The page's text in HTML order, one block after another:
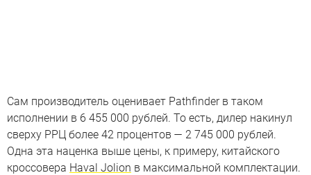
Сам производитель оценивает Pathfinder в таком
исполнении в 6 455 000 рублей. То есть, дилер накинул
сверху РРЦ более 42 процентов — 2 745 000 рублей.
Одна эта наценка выше цены, к примеру, китайского
кроссовера Haval Jolion в максимальной комплектации.